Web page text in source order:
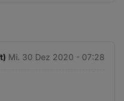
Mi. 30 Dez 2020 - 07:28